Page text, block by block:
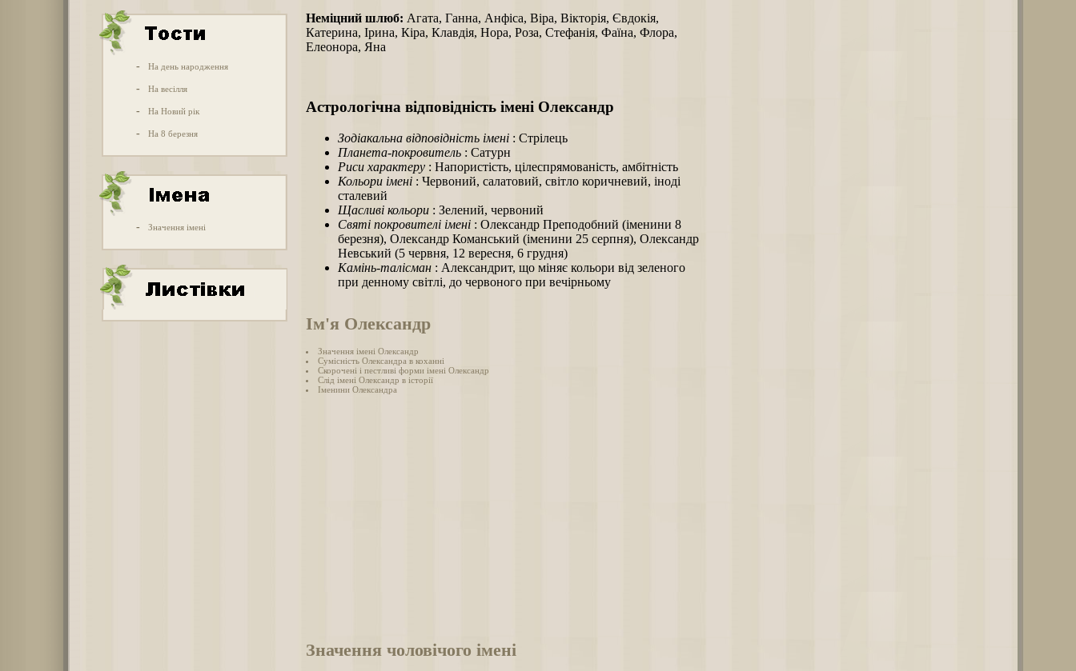
- На день народження
- На весілля
- На Новий рік
- На 8 березня
- Значення імені
Неміцний шлюб: Агата, Ганна, Анфіса, Віра, Вікторія, Євдокія,
Катерина, Ірина, Кіра, Клавдія, Нора, Роза, Стефанія, Фаїна, Флора,
Елеонора, Яна
Астрологічна відповідність імені Олександр
Зодіакальна відповідність імені : Стрілець
Планета-покровитель : Сатурн
Риси характеру : Напористість, цілеспрямованість, амбітність
Кольори імені : Червоний, салатовий, світло коричневий, іноді
сталевий
Щасливі кольори : Зелений, червоний
Святі покровителі імені : Олександр Преподобний (іменини 8
березня), Олександр Команський (іменини 25 серпня), Олександр
Невський (5 червня, 12 вересня, 6 грудня)
Камінь-талісман : Александрит, що міняє кольори від зеленого
при денному світлі, до червоного при вечірньому
Ім'я Олександр
Значення імені Олександр
Сумісність Олександра в коханні
Скорочені і пестливі форми імені Олександр
Слід імені Олександр в історії
Іменини Олександра
Значення чоловічого імені